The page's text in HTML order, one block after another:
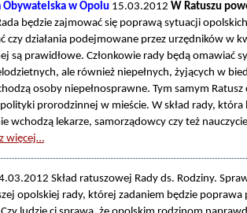
Obywatelska w Opolu 15.03.2012 W Ratuszu
będzie zajmować się poprawą sytuacji
czy działania podejmowane przez urzędników w
są prawidłowe. Członkowie rady będą omawiać
ale również niepełnych, żyjących w
osoby niepełnosprawne. Tym samym Ratusz
prorodzinnej w mieście. W skład rady, która
wchodzą lekarze, samorządowcy czy też
więcej…
Skład ratuszowej Rady ds. Rodziny.
opolskiej rady, której zadaniem będzie poprawa